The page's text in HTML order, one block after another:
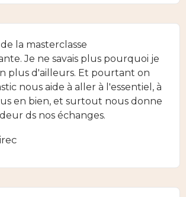
la masterclasse
Je ne savais plus pourquoi je
plus d'ailleurs. Et pourtant on
nous aide à aller à l'essentiel, à
en bien, et surtout nous donne
ds nos échanges.